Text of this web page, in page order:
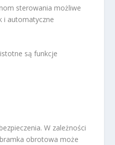
sterowania możliwe
i automatyczne
są funkcje
W zależności
obrotowa może